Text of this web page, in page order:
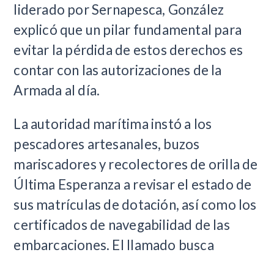
liderado por Sernapesca, González
explicó que un pilar fundamental para
evitar la pérdida de estos derechos es
contar con las autorizaciones de la
Armada al día.
La autoridad marítima instó a los
pescadores artesanales, buzos
mariscadores y recolectores de orilla de
Última Esperanza a revisar el estado de
sus matrículas de dotación, así como los
certificados de navegabilidad de las
embarcaciones. El llamado busca